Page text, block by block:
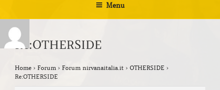
Menu
Re:OTHERSIDE
Home › Forum › Forum nirvanaitalia.it › OTHERSIDE ›
Re:OTHERSIDE